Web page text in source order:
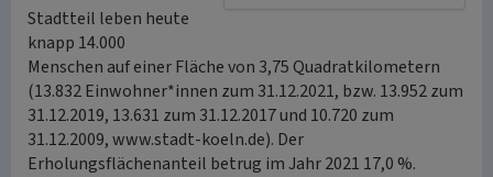
Stadtteil leben heute
knapp 14.000
Menschen auf einer Fläche von 3,75 Quadratkilometern
(13.832 Einwohner*innen zum 31.12.2021, bzw. 13.952 zum
31.12.2019, 13.631 zum 31.12.2017 und 10.720 zum
31.12.2009, www.stadt-koeln.de). Der
Erholungsflächenanteil betrug im Jahr 2021 17,0 %.